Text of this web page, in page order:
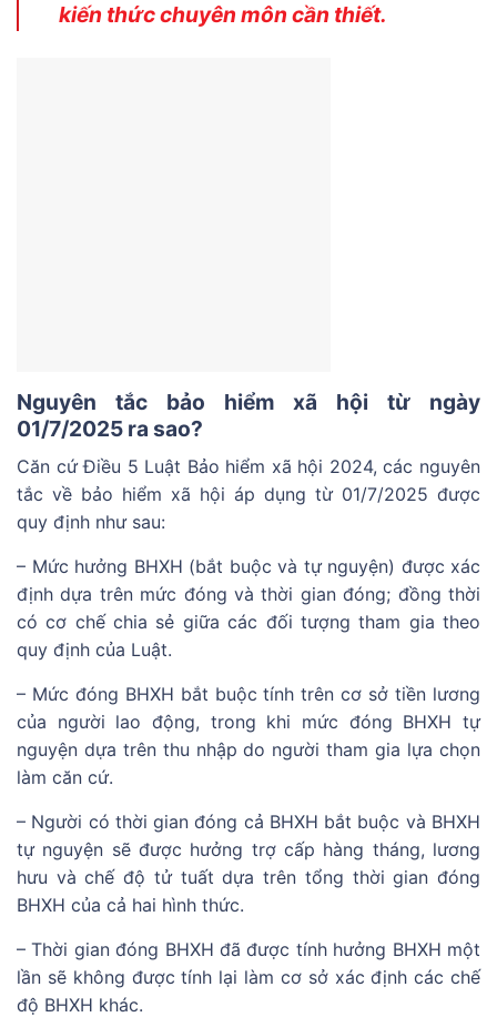
kiến thức chuyên môn cần thiết.
Nguyên tắc bảo hiểm xã hội từ ngày
01/7/2025 ra sao?
Căn cứ Điều 5 Luật Bảo hiểm xã hội 2024, các nguyên
tắc về bảo hiểm xã hội áp dụng từ 01/7/2025 được
quy định như sau:
– Mức hưởng BHXH (bắt buộc và tự nguyện) được xác
định dựa trên mức đóng và thời gian đóng; đồng thời
có cơ chế chia sẻ giữa các đối tượng tham gia theo
quy định của Luật.
– Mức đóng BHXH bắt buộc tính trên cơ sở tiền lương
của người lao động, trong khi mức đóng BHXH tự
nguyện dựa trên thu nhập do người tham gia lựa chọn
làm căn cứ.
– Người có thời gian đóng cả BHXH bắt buộc và BHXH
tự nguyện sẽ được hưởng trợ cấp hàng tháng, lương
hưu và chế độ tử tuất dựa trên tổng thời gian đóng
BHXH của cả hai hình thức.
– Thời gian đóng BHXH đã được tính hưởng BHXH một
lần sẽ không được tính lại làm cơ sở xác định các chế
độ BHXH khác.